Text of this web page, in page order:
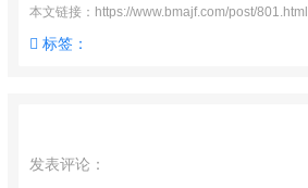
本文链接：https://www.bmajf.com/post/801.html
标签：
发表评论：